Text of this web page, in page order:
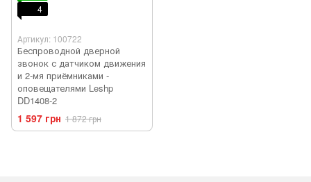
4
Артикул: 100722
Беспроводной дверной
звонок с датчиком движения
и 2-мя приёмниками -
оповещателями Leshp
DD1408-2
1 597 грн 1 872 грн